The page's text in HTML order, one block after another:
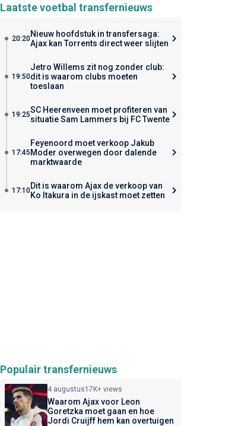
Laatste voetbal transfernieuws
20:20Nieuw hoofdstuk in transfersaga:
Ajax kan Torrents direct weer slijten
19:50
Jetro Willems zit nog zonder club:
dit is waarom clubs moeten
toeslaan
19:25SC Heerenveen moet profiteren van
situatie Sam Lammers bij FC Twente
17:45
Feyenoord moet verkoop Jakub
Moder overwegen door dalende
marktwaarde
17:10Dit is waarom Ajax de verkoop van
Ko Itakura in de ijskast moet zetten
Populair transfernieuws
4 augustus17K+ views
Waarom Ajax voor Leon
Goretzka moet gaan en hoe
Jordi Cruijff hem kan overtuigen